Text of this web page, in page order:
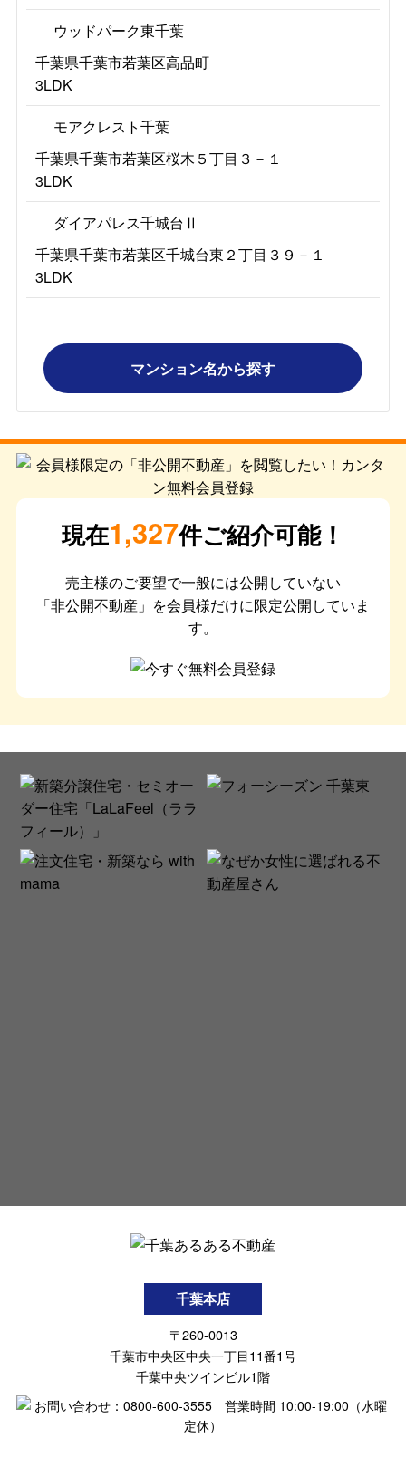
ウッドパーク東千葉
千葉県千葉市若葉区高品町
3LDK
モアクレスト千葉
千葉県千葉市若葉区桜木５丁目３－１
3LDK
ダイアパレス千城台Ⅱ
千葉県千葉市若葉区千城台東２丁目３９－１
3LDK
マンション名から探す
現在1,327件ご紹介可能！
売主様のご要望で一般には公開していない
「非公開不動産」を会員様だけに限定公開していま
す。
千葉本店
〒260-0013
千葉市中央区中央一丁目11番1号
千葉中央ツインビル1階